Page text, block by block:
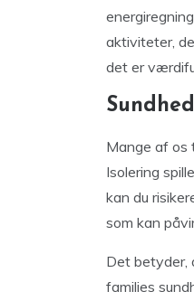
aktiviteter,
det er
Mange af os
Isolering
kan du
som kan
Det betyder,
families